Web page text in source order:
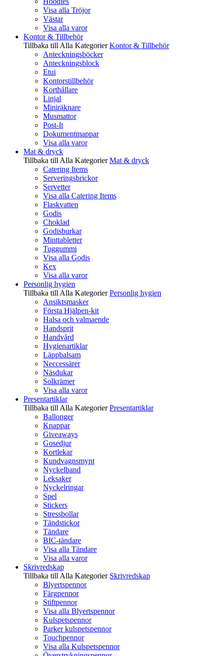
Visa alla Tröjor
Västar
Visa alla varor
Kontor & Tillbehör
Tillbaka till Alla Kategorier Kontor & Tillbehör
Anteckningsböcker
Anteckningsblock
Etui
Kontorstillbehör
Korthållare
Linjal
Miniräknare
Musmattor
Post-It
Dokumentmappar
Visa alla varor
Mat & dryck
Tillbaka till Alla Kategorier Mat & dryck
Catering Items
Serveringsbrickor
Servetter
Visa alla Catering Items
Flaskvatten
Godis
Choklad
Godisburkar
Minttabletter
Tuggummi
Visa alla Godis
Kex
Visa alla varor
Personlig hygien
Tillbaka till Alla Kategorier Personlig hygien
Ansiktsmasker
Första Hjälpen-kit
Halsa och valmaende
Handsprit
Handvård
Hygienartiklar
Läppbalsam
Neccessärer
Näsdukar
Solkrämer
Visa alla varor
Presentartiklar
Tillbaka till Alla Kategorier Presentartiklar
Ballonger
Knappar
Giveaways
Gosedjur
Kortlekar
Kundvagnsmynt
Nyckelband
Leksaker
Nyckelringar
Spel
Stickers
Stressbollar
Tändstickor
Tändare
BIC-tändare
Visa alla Tändare
Visa alla varor
Skrivredskap
Tillbaka till Alla Kategorier Skrivredskap
Blyertspennor
Färgpennor
Stiftpennor
Visa alla Blyertspennor
Kulspetspennor
Parker kulspetspennor
Touchpennor
Visa alla Kulspetspennor